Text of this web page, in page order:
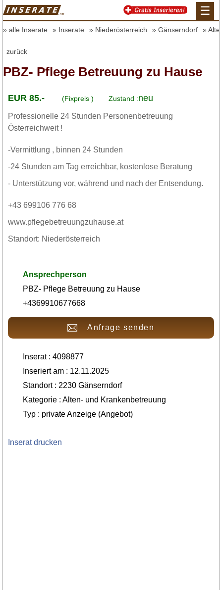
☰
alle Inserate Inserate Niederösterreich Gänserndorf
zurück
PBZ- Pflege Betreuung zu Hause
EUR 85.- (Fixpreis ) Zustand :neu
Professionelle 24 Stunden Personenbetreuung
Österreichweit !
-Vermittlung , binnen 24 Stunden
-24 Stunden am Tag erreichbar, kostenlose Beratung
- Unterstützung vor, während und nach der Entsendung.
+43 699106 776 68
www.pflegebetreuungzuhause.at
Standort: Niederösterreich
Ansprechperson
PBZ- Pflege Betreuung zu Hause
+4369910677668
Anfrage senden
Inserat : 4098877
Inseriert am : 12.11.2025
Standort : 2230 Gänserndorf
Kategorie : Alten- und Krankenbetreuung
Typ : private Anzeige (Angebot)
Inserat drucken